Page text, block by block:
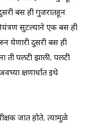
बस ही गुजरातहून
सुटल्याने एक बस ही
येणारी दुसरी बस ही
ती पलटी झाली. पलटी
क्षणार्धात इथे
जात होते. त्यामुळे